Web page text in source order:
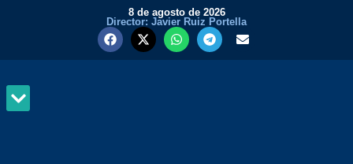
8 de agosto de 2026
Director: Javier Ruiz Portella